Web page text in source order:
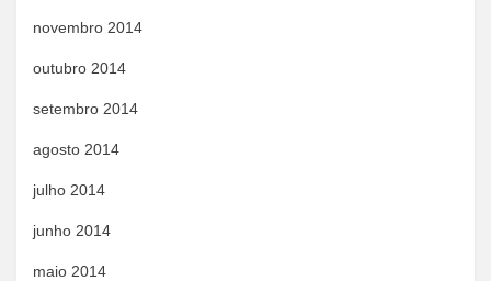
novembro 2014
outubro 2014
setembro 2014
agosto 2014
julho 2014
junho 2014
maio 2014